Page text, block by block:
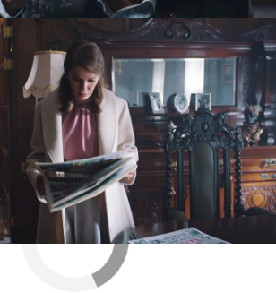
el cristal » Mejores momentos